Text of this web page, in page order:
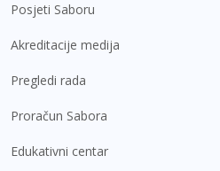
Posjeti Saboru
Akreditacije medija
Pregledi rada
Proračun Sabora
Edukativni centar